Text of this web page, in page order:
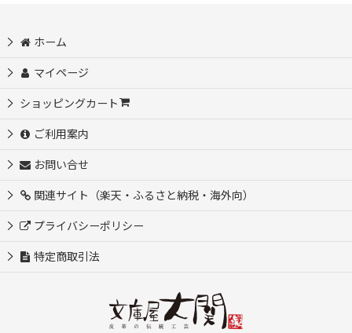
ホーム
マイページ
ショッピングカート
ご利用案内
お問い合せ
関連サイト（楽天・ふるさと納税・海外向）
プライバシーポリシー
特定商取引法